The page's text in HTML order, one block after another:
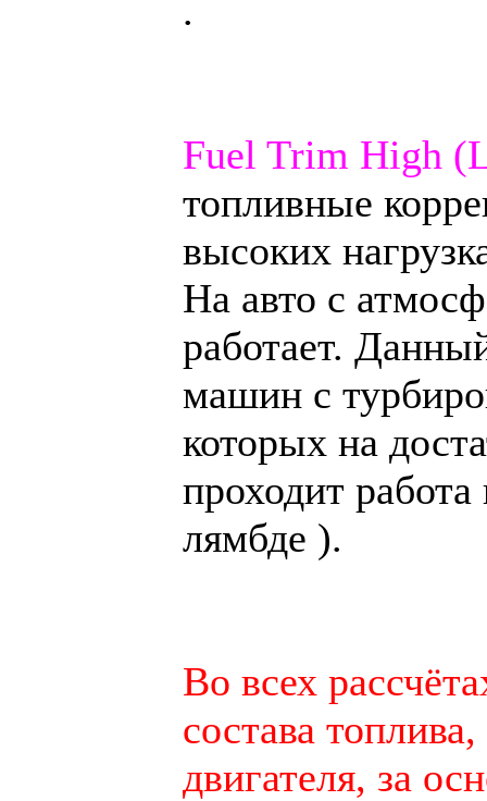
.
Fuel Trim High
топливные
высоких
На авто с
работает.
машин с
которых на
проходит
лямбде ).
Во всех
состава
двигателя, за